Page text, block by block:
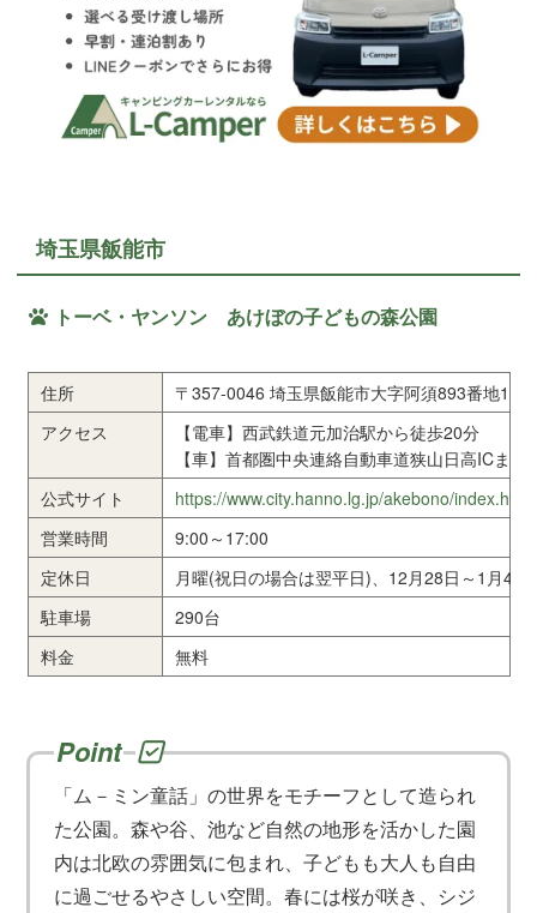
埼玉県飯能市
トーベ・ヤンソン あけぼの子どもの森公園
住所
〒357-0046 埼玉県飯能市大字阿須893番地1
アクセス
【電車】西武鉄道元加治駅から徒歩20分
【車】首都圏中央連絡自動車道狭山日高ICま
公式サイト
https://www.city.hanno.lg.jp/akebono/index.html
営業時間
9:00～17:00
定休日
月曜(祝日の場合は翌平日)、12月28日～1月4日
駐車場
290台
料金
無料
「ム－ミン童話」の世界をモチーフとして造られ
た公園。森や谷、池など自然の地形を活かした園
内は北欧の雰囲気に包まれ、子どもも大人も自由
に過ごせるやさしい空間。春には桜が咲き、シジ